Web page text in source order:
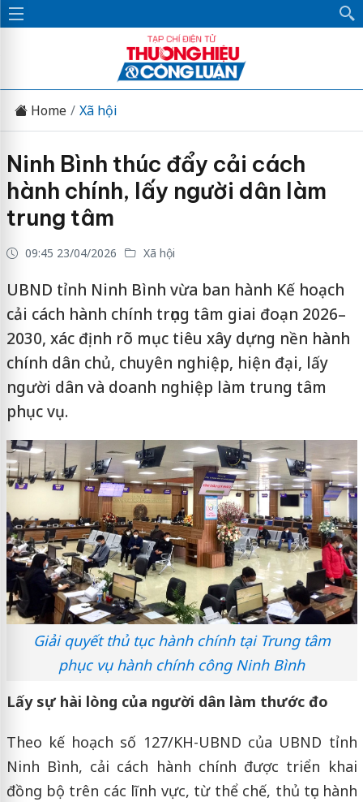
Home Xã hội
Ninh Bình thúc đẩy cải cách
hành chính, lấy người dân làm
trung tâm
09:45 23/04/2026 Xã hội
UBND tỉnh Ninh Bình vừa ban hành Kế hoạch
cải cách hành chính trọng tâm giai đoạn 2026–
2030, xác định rõ mục tiêu xây dựng nền hành
chính dân chủ, chuyên nghiệp, hiện đại, lấy
người dân và doanh nghiệp làm trung tâm
phục vụ.
Giải quyết thủ tục hành chính tại Trung tâm
phục vụ hành chính công Ninh Bình
Lấy sự hài lòng của người dân làm thước đo
Theo kế hoạch số 127/KH-UBND của UBND tỉnh
Ninh Bình, cải cách hành chính được triển khai
đồng bộ trên các lĩnh vực, từ thể chế, thủ tục hành